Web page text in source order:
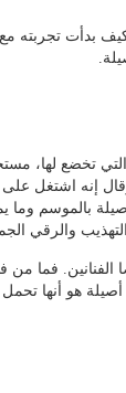
بدأت تجربته
تخضع لها،
إنه اشتغل على
بالموسم وما
والرقي
فما من
أصيلة هو أنها